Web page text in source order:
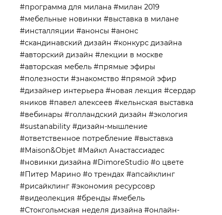
#программа для милана #милан 2019
#мебельные новинки #выставка в милане
#инсталляции #анонсы #анонс
#скандинавский дизайн #конкурс дизайна
#авторский дизайн #лекции в москве
#авторская мебель #прямые эфиры
#полезности #знакомство #прямой эфир
#дизайнер интерьера #новая лекция #сердар
яников #павел алексеев #кельнская выставка
#вебинары #голландский дизайн #экология
#sustanability #дизайн-мышление
#ответственное потребление #выставка
#Maison&Objet #Майкл Анастассиадес
#новинки дизайна #DimoreStudio #о цвете
#Питер Марино #о трендах #апсайклинг
#рисайклинг #экономия ресурсовр
#видеолекция #бренды #мебель
#Стокгольмская неделя дизайна #онлайн-